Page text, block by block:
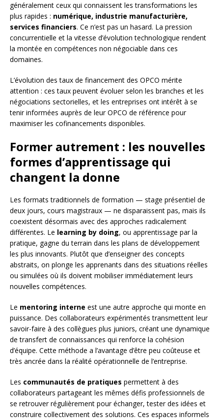
généralement ceux qui connaissent les transformations les
plus rapides : numérique, industrie manufacturière,
services financiers. Ce n’est pas un hasard. La pression
concurrentielle et la vitesse d’évolution technologique rendent
la montée en compétences non négociable dans ces
domaines.
L’évolution des taux de financement des OPCO mérite
attention : ces taux peuvent évoluer selon les branches et les
négociations sectorielles, et les entreprises ont intérêt à se
tenir informées auprès de leur OPCO de référence pour
maximiser les cofinancements disponibles.
Former autrement : les nouvelles
formes d’apprentissage qui
changent la donne
Les formats traditionnels de formation — stage présentiel de
deux jours, cours magistraux — ne disparaissent pas, mais ils
coexistent désormais avec des approches radicalement
différentes. Le learning by doing, ou apprentissage par la
pratique, gagne du terrain dans les plans de développement
les plus innovants. Plutôt que d’enseigner des concepts
abstraits, on plonge les apprenants dans des situations réelles
ou simulées où ils doivent mobiliser immédiatement leurs
nouvelles compétences.
Le mentoring interne est une autre approche qui monte en
puissance. Des collaborateurs expérimentés transmettent leur
savoir-faire à des collègues plus juniors, créant une dynamique
de transfert de connaissances qui renforce la cohésion
d’équipe. Cette méthode a l’avantage d’être peu coûteuse et
très ancrée dans la réalité opérationnelle de l’entreprise.
Les communautés de pratiques permettent à des
collaborateurs partageant les mêmes défis professionnels de
se retrouver régulièrement pour échanger, tester des idées et
construire collectivement des solutions. Ces espaces informels